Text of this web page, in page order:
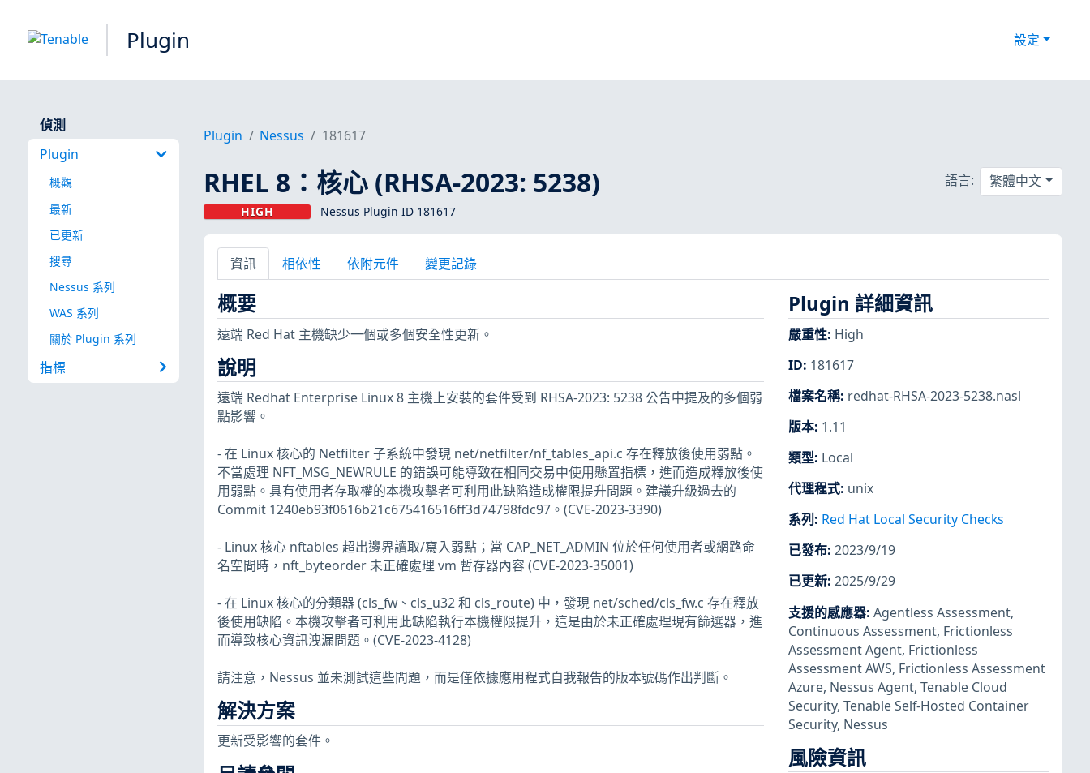
Plugin 設定
偵測
Plugin
概觀
最新
已更新
搜尋
Nessus 系列
WAS 系列
關於 Plugin 系列
指標
Plugin Nessus 181617
RHEL 8：核心 (RHSA-2023: 5238)
HIGH Nessus Plugin ID 181617
語言: 繁體中文
資訊 相依性 依附元件 變更記錄
概要
遠端 Red Hat 主機缺少一個或多個安全性更新。
說明
遠端 Redhat Enterprise Linux 8 主機上安裝的套件受到 RHSA-2023: 5238 公告中提及的多個弱
點影響。
- 在 Linux 核心的 Netfilter 子系統中發現 net/netfilter/nf_tables_api.c 存在釋放後使用弱點。
不當處理 NFT_MSG_NEWRULE 的錯誤可能導致在相同交易中使用懸置指標，進而造成釋放後使
用弱點。具有使用者存取權的本機攻擊者可利用此缺陷造成權限提升問題。建議升級過去的
Commit 1240eb93f0616b21c675416516ff3d74798fdc97。(CVE-2023-3390)
- Linux 核心 nftables 超出邊界讀取/寫入弱點；當 CAP_NET_ADMIN 位於任何使用者或網路命
名空間時，nft_byteorder 未正確處理 vm 暫存器內容 (CVE-2023-35001)
- 在 Linux 核心的分類器 (cls_fw、cls_u32 和 cls_route) 中，發現 net/sched/cls_fw.c 存在釋放
後使用缺陷。本機攻擊者可利用此缺陷執行本機權限提升，這是由於未正確處理現有篩選器，進
而導致核心資訊洩漏問題。(CVE-2023-4128)
請注意，Nessus 並未測試這些問題，而是僅依據應用程式自我報告的版本號碼作出判斷。
解決方案
更新受影響的套件。
Plugin 詳細資訊
嚴重性: High
ID: 181617
檔案名稱: redhat-RHSA-2023-5238.nasl
版本: 1.11
類型: Local
代理程式: unix
系列 : Red Hat Local Security Checks
已發布: 2023/9/19
已更新: 2025/9/29
支援的感應器: Agentless Assessment,
Continuous Assessment, Frictionless
Assessment Agent, Frictionless
Assessment AWS, Frictionless Assessment
Azure, Nessus Agent, Tenable Cloud
Security, Tenable Self-Hosted Container
Security, Nessus
風險資訊